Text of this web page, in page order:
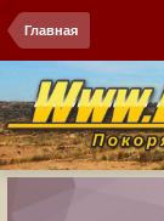
Главная